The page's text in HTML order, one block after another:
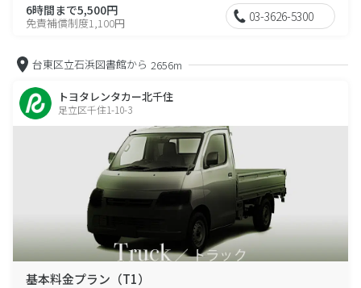
6時間まで5,500円
免責補償制度1,100円 03-3626-5300
台東区立石浜図書館から 2656m
トヨタレンタカー北千住
足立区千住1-10-3
基本料金プラン（T1）